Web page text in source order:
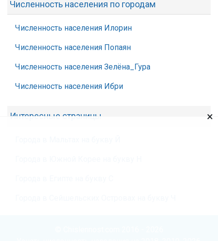
Численность населения по городам
Численность населения Илорин
Численность населения Попаян
Численность населения Зелёна_Гура
Численность населения Ибри
Интересные страницы ×